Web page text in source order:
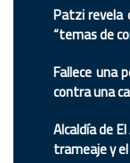
Patzi revela
“temas de
Fallece una
contra una
Alcaldía de
trameaje y